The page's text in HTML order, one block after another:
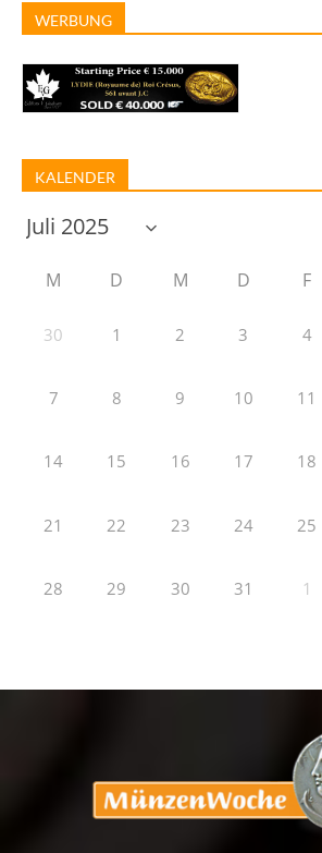
WERBUNG
KALENDER
M D M D F
30 1 2 3 4
7 8 9 10 11
14 15 16 17 18
21 22 23 24 25
28 29 30 31 1